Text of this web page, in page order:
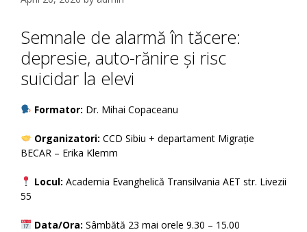
Semnale de alarmă în tăcere:
depresie, auto-rănire și risc
suicidar la elevi
Formator: Dr. Mihai Copaceanu
Organizatori: CCD Sibiu + departament Migrație
BECAR – Erika Klemm
Locul: Academia Evanghelică Transilvania AET str. Livezii
55
Data/Ora: Sâmbătă 23 mai orele 9.30 – 15.00